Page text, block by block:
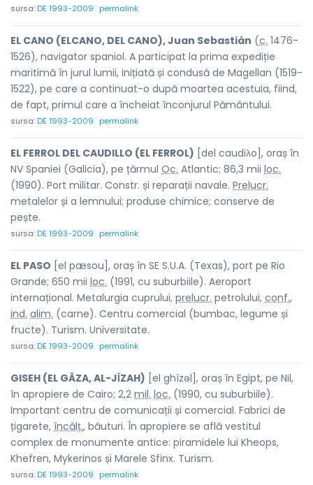
sursa:DE 1993-2009 permalink
EL CANO (ELCANO, DEL CANO), Juan Sebastián (c. 1476-
1526), navigator spaniol. A participat la prima expediție
maritimă în jurul lumii, inițiată și condusă de Magellan (1519-
1522), pe care a continuat-o după moartea acestuia, fiind,
de fapt, primul care a încheiat înconjurul Pământului.
sursa:DE 1993-2009 permalink
EL FERROL DEL CAUDILLO (EL FERROL) [del caudiλo], oraș în
NV Spaniei (Galicia), pe țărmul Oc. Atlantic; 86,3 mii loc.
(1990). Port militar. Constr. și reparații navale. Prelucr.
metalelor și a lemnului; produse chimice; conserve de
pește.
sursa:DE 1993-2009 permalink
EL PASO [el pæsou], oraș în SE S.U.A. (Texas), port pe Rio
Grande; 650 mii loc. (1991, cu suburbiile). Aeroport
internațional. Metalurgia cuprului, prelucr. petrolului, conf.,
ind. alim. (carne). Centru comercial (bumbac, legume și
fructe). Turism. Universitate.
sursa:DE 1993-2009 permalink
GISEH (EL GÂZA, AL-JῙZAH) [el ghízəl], oraș în Egipt, pe Nil,
în apropiere de Cairo; 2,2 mil. loc. (1990, cu suburbiile).
Important centru de comunicații și comercial. Fabrici de
țigarete, încălț., băuturi. În apropiere se află vestitul
complex de monumente antice: piramidele lui Kheops,
Khefren, Mykerinos și Marele Sfinx. Turism.
sursa:DE 1993-2009 permalink